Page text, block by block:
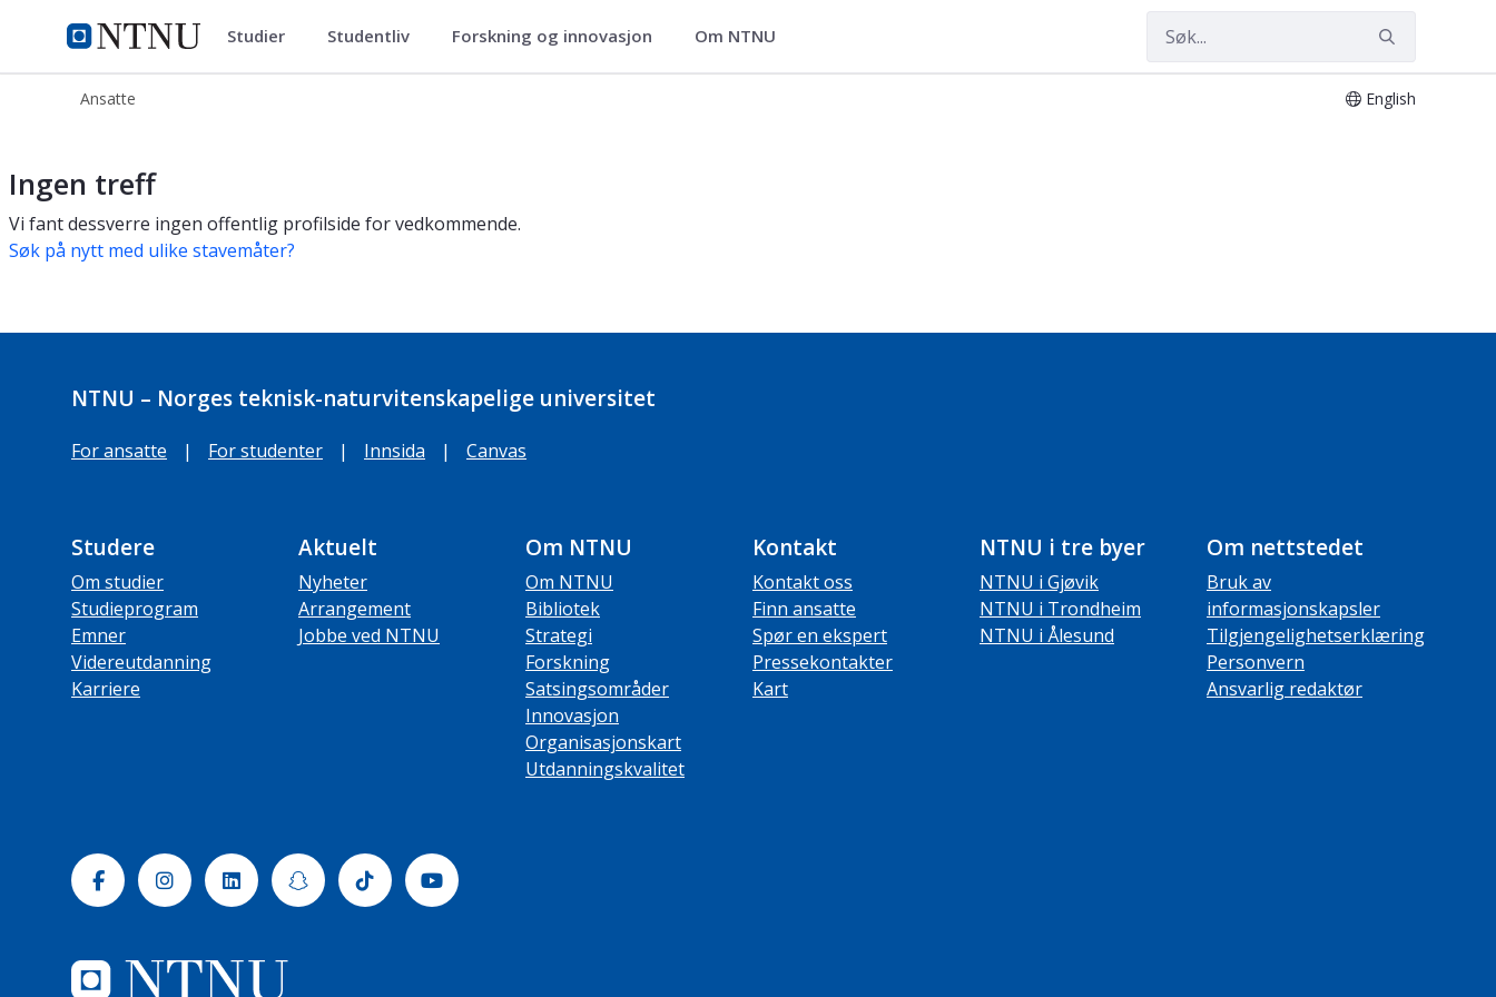
NTNU Hjemmeside
ntnu.no Studier Studentliv Forskning og innovasjon Om NTNU
Ansatte English
Ingen treff
Vi fant dessverre ingen offentlig profilside for vedkommende.
Søk på nytt med ulike stavemåter?
NTNU – Norges teknisk-naturvitenskapelige universitet
For ansatte | For studenter | Innsida | Canvas
Studere
Om studier
Studieprogram
Emner
Videreutdanning
Karriere
Aktuelt
Nyheter
Arrangement
Jobbe ved NTNU
Om NTNU
Om NTNU
Bibliotek
Strategi
Forskning
Satsingsområder
Innovasjon
Organisasjonskart
Utdanningskvalitet
Kontakt
Kontakt oss
Finn ansatte
Spør en ekspert
Pressekontakter
Kart
NTNU i tre byer
NTNU i Gjøvik
NTNU i Trondheim
NTNU i Ålesund
Om nettstedet
Bruk av
informasjonskapsler
Tilgjengelighetserklæring
Personvern
Ansvarlig redaktør
FacebookInstagramLinkedinSnapchatTiktok Youtube